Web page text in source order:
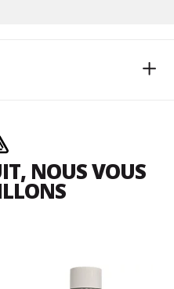
NOUS VOUS